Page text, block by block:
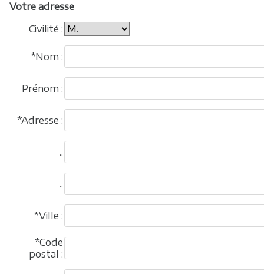
Votre adresse
Civilité :
*Nom :
Prénom :
*Adresse :
..
..
*Ville :
*Code
postal :